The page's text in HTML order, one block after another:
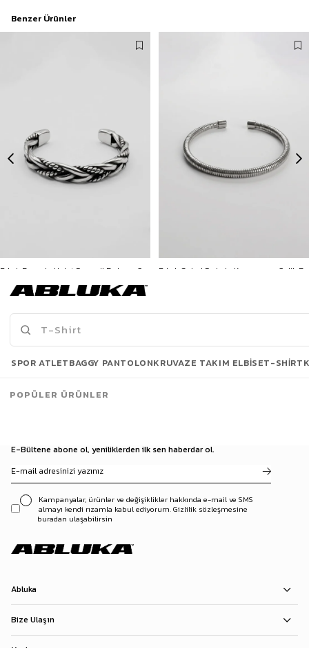
Benzer Ürünler
799,90 TL
İNDİRİM
İNDİRİM
Son Bakılanlar
E-Bültene abone ol, yeniliklerden ilk sen haberdar ol.
Kampanyalar, ürünler ve değişiklikler hakkında e-mail ve SMS
almayı kendi rızamla kabul ediyorum. Gizlilik sözleşmesine
buradan ulaşabilirsin
Abluka
Bize Ulaşın
SPOR ATLETBAGGY PANTOLONKRUVAZE TAKIM ELBISET-SHIRT
POPÜLER ÜRÜNLER